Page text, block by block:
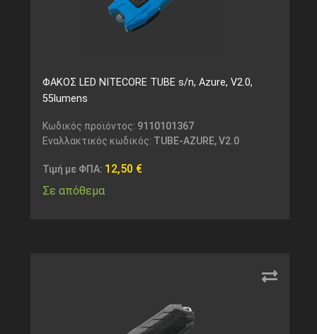
ΦΑΚΟΣ LED NITECORE TUBE s/n, Azure, V2.0,
55lumens
Κωδικός προϊόντος: 9110101367
Εναλλακτικός κωδικός: TUBE-AZURE, V2.0
Τιμή με ΦΠΑ: 12,50 €
Σε απόθεμα